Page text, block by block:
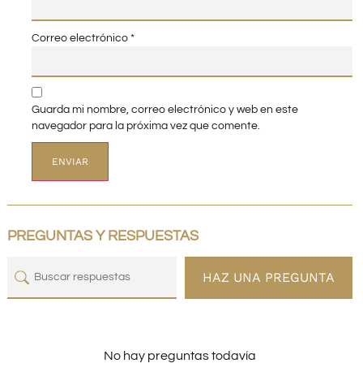
Correo electrónico *
Guarda mi nombre, correo electrónico y web en este
navegador para la próxima vez que comente.
PREGUNTAS Y RESPUESTAS
HAZ UNA PREGUNTA
No hay preguntas todavía